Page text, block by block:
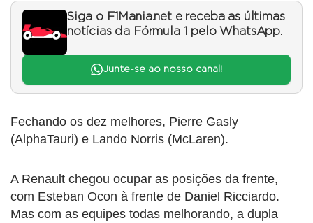
Siga o F1Mania.net e receba as últimas
notícias da Fórmula 1 pelo WhatsApp.
Junte-se ao nosso canal!
Fechando os dez melhores, Pierre Gasly
(AlphaTauri) e Lando Norris (McLaren).
A Renault chegou ocupar as posições da frente,
com Esteban Ocon à frente de Daniel Ricciardo.
Mas com as equipes todas melhorando, a dupla